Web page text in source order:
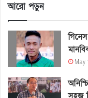
আরো পড়ুন
May
সহজ